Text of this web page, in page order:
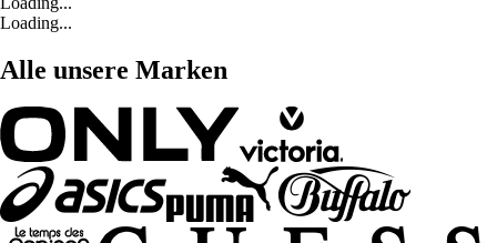
Loading...
Alle unsere Marken